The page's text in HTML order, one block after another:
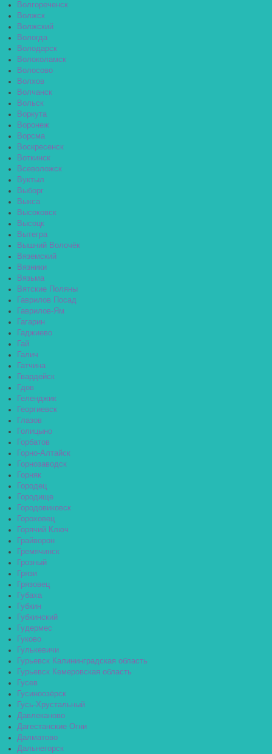
Волгореченск
Волжск
Волжский
Вологда
Володарск
Волоколамск
Волосово
Волхов
Волчанск
Вольск
Воркута
Воронеж
Ворсма
Воскресенск
Воткинск
Всеволожск
Вуктыл
Выборг
Выкса
Высоковск
Высоцк
Вытегра
Вышний Волочёк
Вяземский
Вязники
Вязьма
Вятские Поляны
Гаврилов Посад
Гаврилов-Ям
Гагарин
Гаджиево
Гай
Галич
Гатчина
Гвардейск
Гдов
Геленджик
Георгиевск
Глазов
Голицыно
Горбатов
Горно-Алтайск
Горнозаводск
Горняк
Городец
Городище
Городовиковск
Гороховец
Горячий Ключ
Грайворон
Гремячинск
Грозный
Грязи
Грязовец
Губаха
Губкин
Губкинский
Гудермес
Гуково
Гулькевичи
Гурьевск Калининградская область
Гурьевск Кемеровская область
Гусев
Гусиноозёрск
Гусь-Хрустальный
Давлеканово
Дагестанские Огни
Далматово
Дальнегорск